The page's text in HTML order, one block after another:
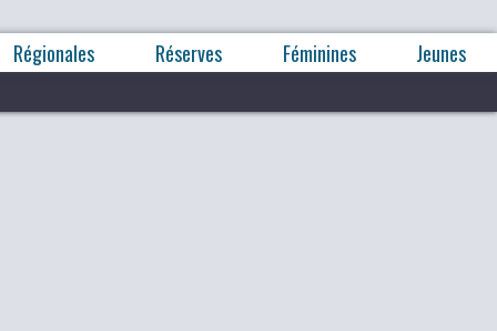
Régionales Réserves Féminines Jeunes